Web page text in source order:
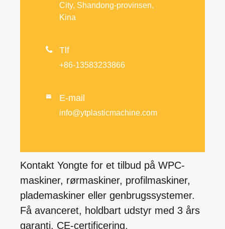
City, Shandong-provinsen,
Kina
 Tlf
+86-13583233866
 E-mail
info@ytplasticmachine.com
Kontakt Yongte for et tilbud på WPC-
maskiner, rørmaskiner, profilmaskiner,
plademaskiner eller genbrugssystemer.
Få avanceret, holdbart udstyr med 3 års
garanti, CE-certificering.